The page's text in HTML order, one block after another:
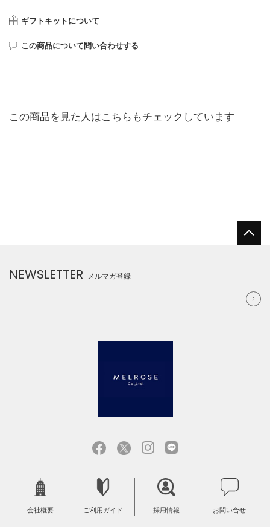
ギフトキットについて
この商品について問い合わせする
この商品を見た人はこちらもチェックしています
NEWSLETTER メルマガ登録
会社概要 ご利用ガイド 採用情報 お問い合せ